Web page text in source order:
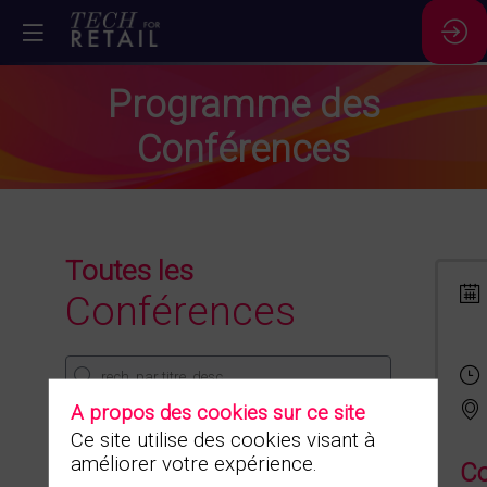
Programme des
Conférences
Toutes les
Conférences
Dates
28 nov. 29 nov.
A propos des cookies sur ce site
Ce site utilise des cookies visant à
améliorer votre expérience.